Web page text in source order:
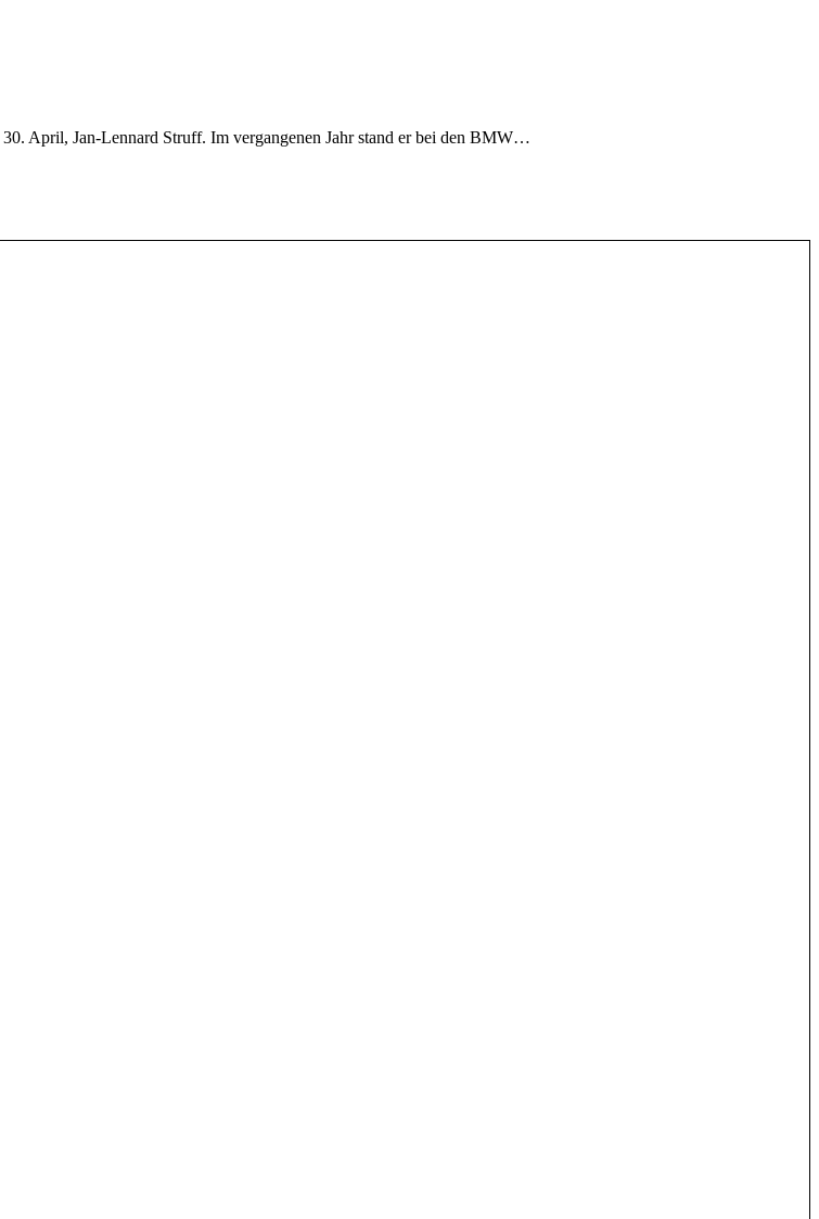
April, Jan-Lennard Struff. Im vergangenen Jahr stand er bei den BMW…